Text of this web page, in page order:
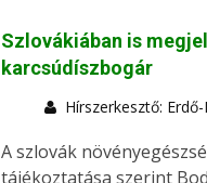
Szlovákiában is
karcsúdíszbogár
Hírszerkesztő:
A szlovák
tájékoztatása szerint